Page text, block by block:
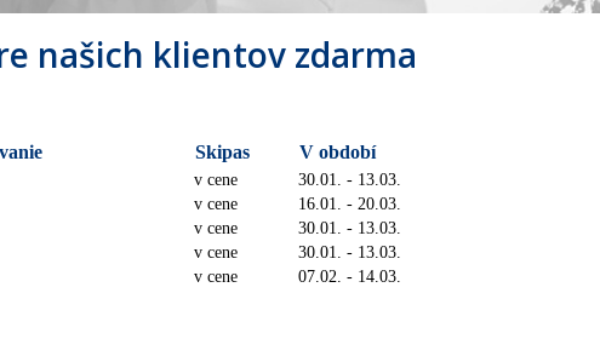
našich klientov zdarma
Skipas V období
v cene
30.01. - 13.03.
v cene
16.01. - 20.03.
v cene
30.01. - 13.03.
v cene
30.01. - 13.03.
v cene 07.02. - 14.03.